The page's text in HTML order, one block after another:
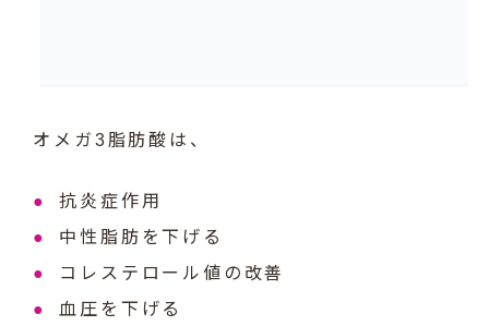
オメガ3脂肪酸は、
抗炎症作用
中性脂肪を下げる
コレステロール値の改善
血圧を下げる